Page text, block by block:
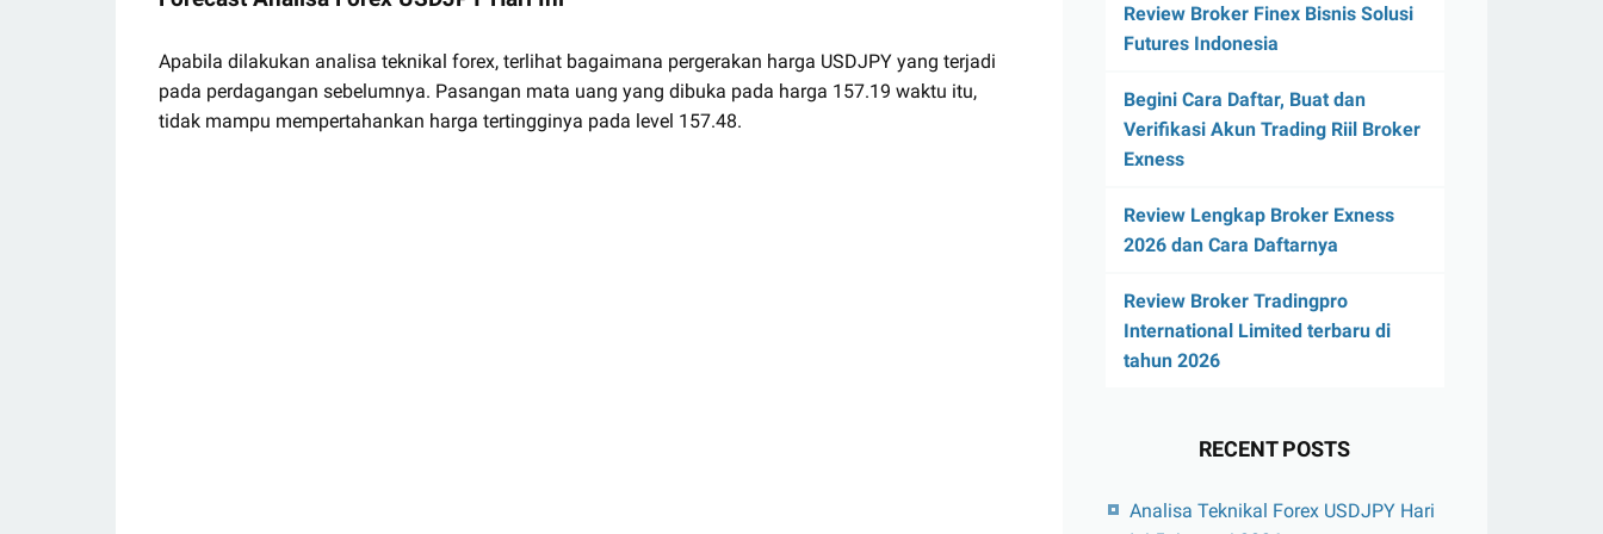
Apabila dilakukan analisa teknikal forex, terlihat bagaimana pergerakan harga USDJPY yang terjadi
pada perdagangan sebelumnya. Pasangan mata uang yang dibuka pada harga 157.19 waktu itu,
tidak mampu mempertahankan harga tertingginya pada level 157.48.
Review Broker Finex Bisnis Solusi
Futures Indonesia
Begini Cara Daftar, Buat dan
Verifikasi Akun Trading Riil Broker
Exness
Review Lengkap Broker Exness
2026 dan Cara Daftarnya
Review Broker Tradingpro
International Limited terbaru di
tahun 2026
RECENT POSTS
Analisa Teknikal Forex USDJPY Hari